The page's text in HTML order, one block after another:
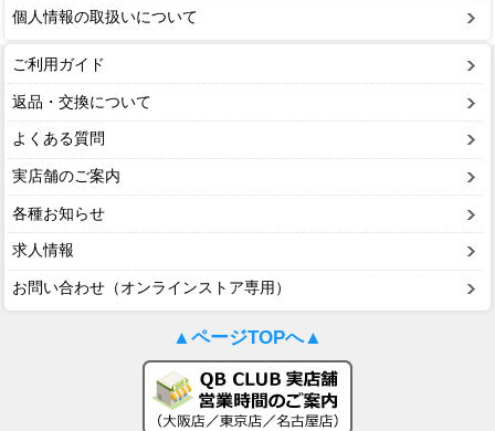
個人情報の取扱いについて
ご利用ガイド
返品・交換について
よくある質問
実店舗のご案内
各種お知らせ
求人情報
お問い合わせ（オンラインストア専用）
▲ページTOPへ▲